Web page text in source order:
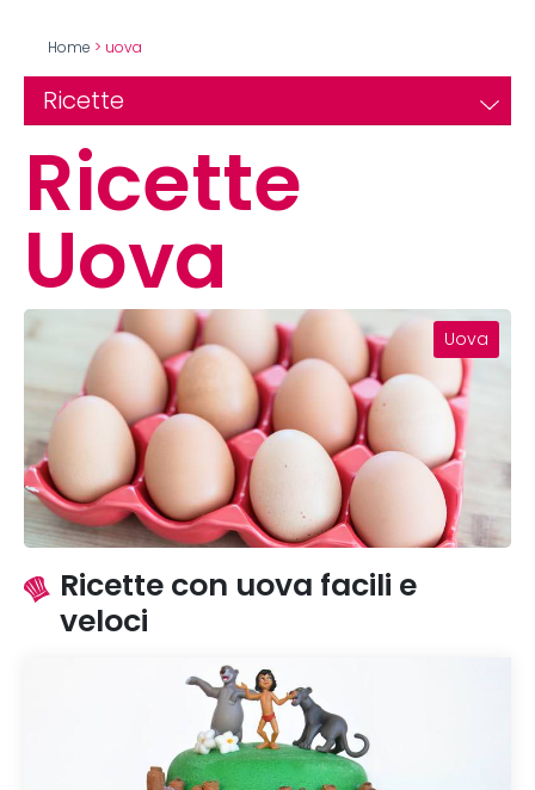
Home > uova
Ricette
Ricette
Uova
Uova
Ricette con uova facili e
veloci